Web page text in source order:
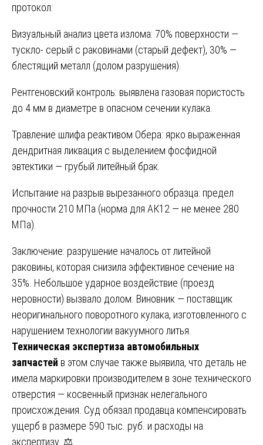
протокол:
Визуальный анализ цвета излома: 70% поверхности —
тускло- серый с раковинами (старый дефект), 30% —
блестящий металл (долом разрушения).
Рентгеновский контроль: выявлена газовая пористость
до 4 мм в диаметре в опасном сечении кулака.
Травление шлифа реактивом Обера: ярко выраженная
дендритная ликвация с выделением фосфидной
эвтектики — грубый литейный брак.
Испытание на разрыв вырезанного образца: предел
прочности 210 МПа (норма для АК12 — не менее 280
МПа).
Заключение: разрушение началось от литейной
раковины, которая снизила эффективное сечение на
35%. Небольшое ударное воздействие (проезд
неровности) вызвало долом. Виновник — поставщик
неоригинального поворотного кулака, изготовленного с
нарушением технологии вакуумного литья.
Техническая экспертиза автомобильных
запчастей в этом случае также выявила, что деталь не
имела маркировки производителем в зоне технического
отверстия — косвенный признак нелегального
происхождения. Суд обязал продавца компенсировать
ущерб в размере 590 тыс. руб. и расходы на
экспертизу. ⚖️